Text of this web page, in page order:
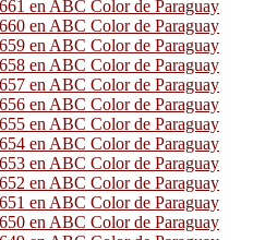
en ABC Color de Paraguay
en ABC Color de Paraguay
en ABC Color de Paraguay
en ABC Color de Paraguay
en ABC Color de Paraguay
en ABC Color de Paraguay
en ABC Color de Paraguay
en ABC Color de Paraguay
en ABC Color de Paraguay
en ABC Color de Paraguay
en ABC Color de Paraguay
en ABC Color de Paraguay